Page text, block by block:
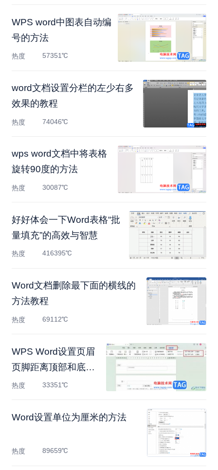
WPS word中图表自动编
号的方法
热度 57351℃
​word文档设置分栏的左少右多
效果的教程
热度 74046℃
wps word文档中将表格
旋转90度的方法
热度 30087℃
好好体会一下Word表格“批
量填充”的高效与智慧
热度 416395℃
Word文档删除最下面的横线的
方法教程
热度 69112℃
WPS Word设置页眉
页脚距离顶部和底部
的距离的方法
热度 33351℃
Word设置单位为厘米的方法
热度 89659℃